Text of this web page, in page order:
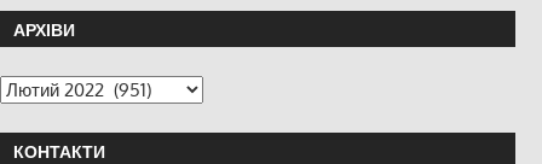
АРХІВИ
КОНТАКТИ